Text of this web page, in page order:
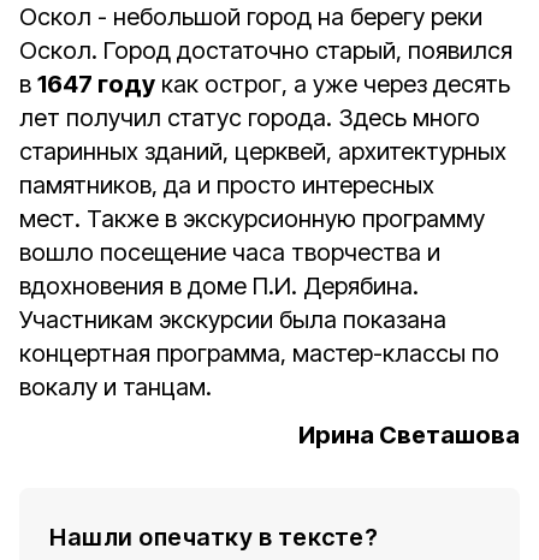
Оскол - небольшой город на берегу реки
Оскол. Город достаточно старый, появился
в 1647 году как острог, а уже через десять
лет получил статус города. Здесь много
старинных зданий, церквей, архитектурных
памятников, да и просто интересных
мест. Также в экскурсионную программу
вошло посещение часа творчества и
вдохновения в доме П.И. Дерябина.
Участникам экскурсии была показана
концертная программа, мастер-классы по
вокалу и танцам.
Ирина Светашова
Нашли опечатку в тексте?